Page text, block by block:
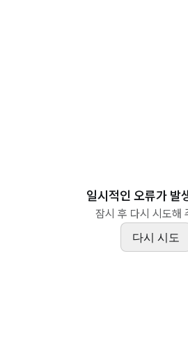
일시적인 오류가 발
잠시 후 다시 시도해
다시 시도